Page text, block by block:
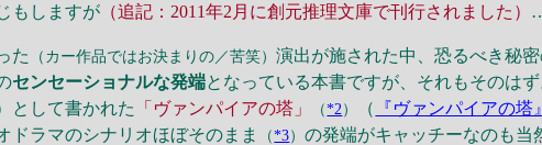
もしますが （追記：2011年2月に創元推理文庫で刊行されました）
た （カー作品ではお決まりの／苦笑）演出が施された中、恐るべき秘
センセーショナルな発端となっている本書ですが、それもそのは
として書かれた
「ヴァンパイアの塔」 （*2） （ 『ヴァンパイアの塔』
ドラマのシナリオほぼそのまま
（*3）の発端がキャッチーなのも当